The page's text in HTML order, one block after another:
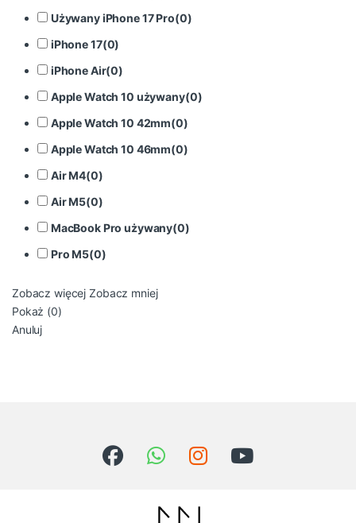
Używany iPhone 17 Pro(0)
iPhone 17(0)
iPhone Air(0)
Apple Watch 10 używany(0)
Apple Watch 10 42mm(0)
Apple Watch 10 46mm(0)
Air M4(0)
Air M5(0)
MacBook Pro używany(0)
Pro M5(0)
Zobacz więcej Zobacz mniej
Pokaż (0)
Anuluj